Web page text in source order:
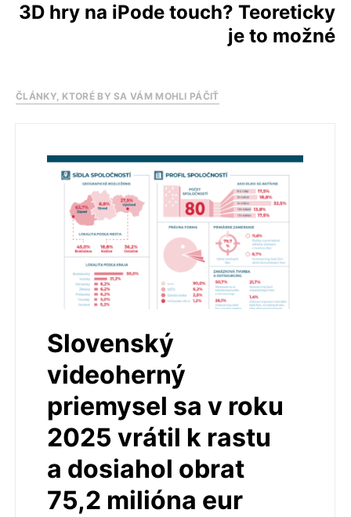
3D hry na iPode touch? Teoreticky
je to možné
ČLÁNKY, KTORÉ BY SA VÁM MOHLI PÁČIŤ
Slovenský
videoherný
priemysel sa v roku
2025 vrátil k rastu
a dosiahol obrat
75,2 milióna eur